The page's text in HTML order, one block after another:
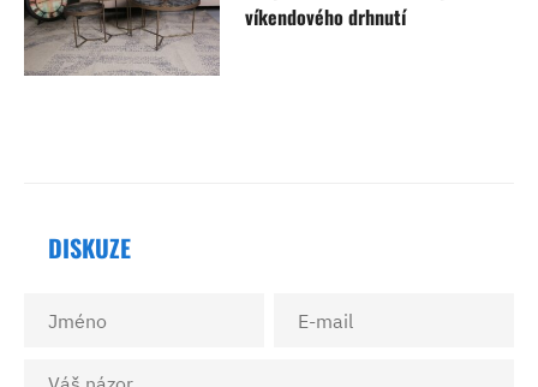
víkendového drhnutí
DISKUZE